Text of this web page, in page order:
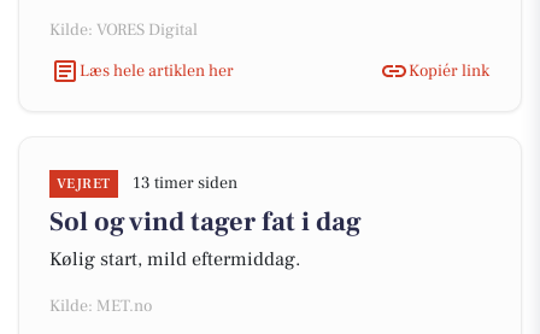
Kilde: VORES Digital
Læs hele artiklen her
Kopiér link
VEJRET 13 timer siden
Sol og vind tager fat i dag
Kølig start, mild eftermiddag.
Kilde: MET.no